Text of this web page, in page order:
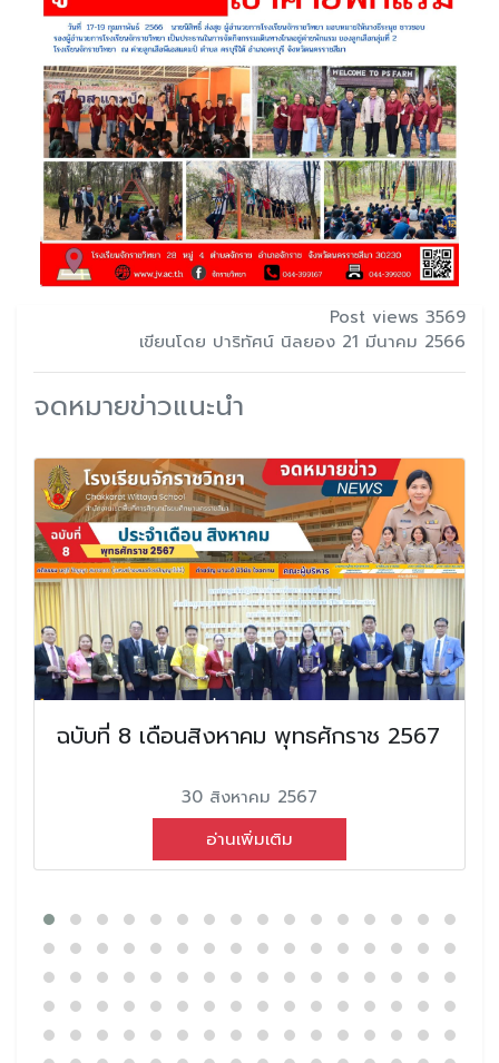
Post views 3569
เขียนโดย ปาริทัศน์ นิลยอง 21 มีนาคม 2566
จดหมายข่าวแนะนำ
ฉบับที่ 8 เดือนสิงหาคม พุทธศักราช 2567
30 สิงหาคม 2567
อ่านเพิ่มเติม